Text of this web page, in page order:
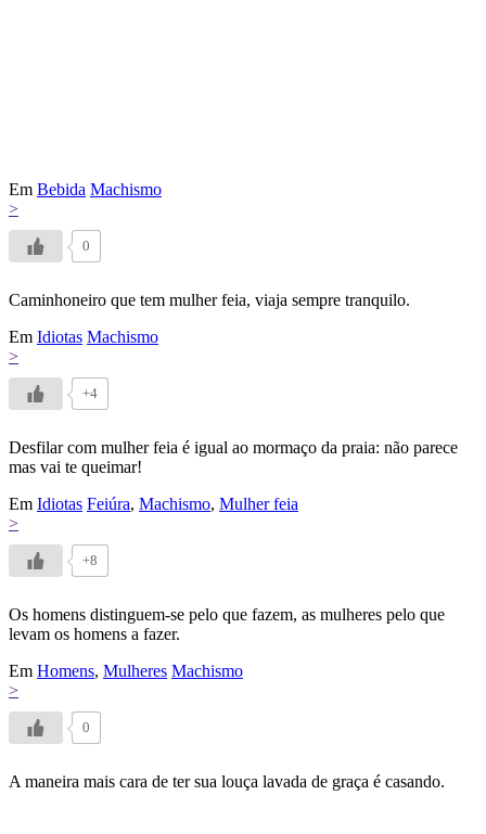
Em Bebida Machismo
>
0
Caminhoneiro que tem mulher feia, viaja sempre tranquilo.
Em Idiotas Machismo
>
+4
Desfilar com mulher feia é igual ao mormaço da praia: não parece
mas vai te queimar!
Em Idiotas Feiúra, Machismo, Mulher feia
>
+8
Os homens distinguem-se pelo que fazem, as mulheres pelo que
levam os homens a fazer.
Em Homens, Mulheres Machismo
>
0
A maneira mais cara de ter sua louça lavada de graça é casando.